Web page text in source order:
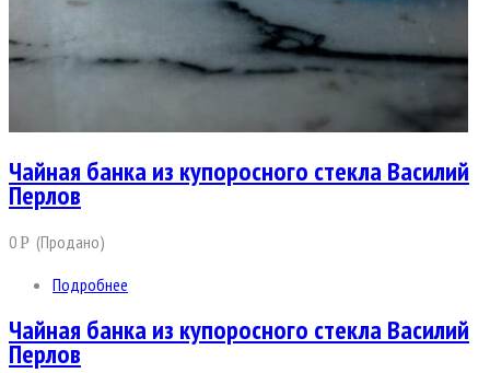
Чайная банка из купоросного стекла Василий
Перлов
0Р (Продано)
Подробнее
Чайная банка из купоросного стекла Василий
Перлов